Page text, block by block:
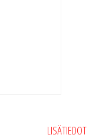
LISÄTIEDOT